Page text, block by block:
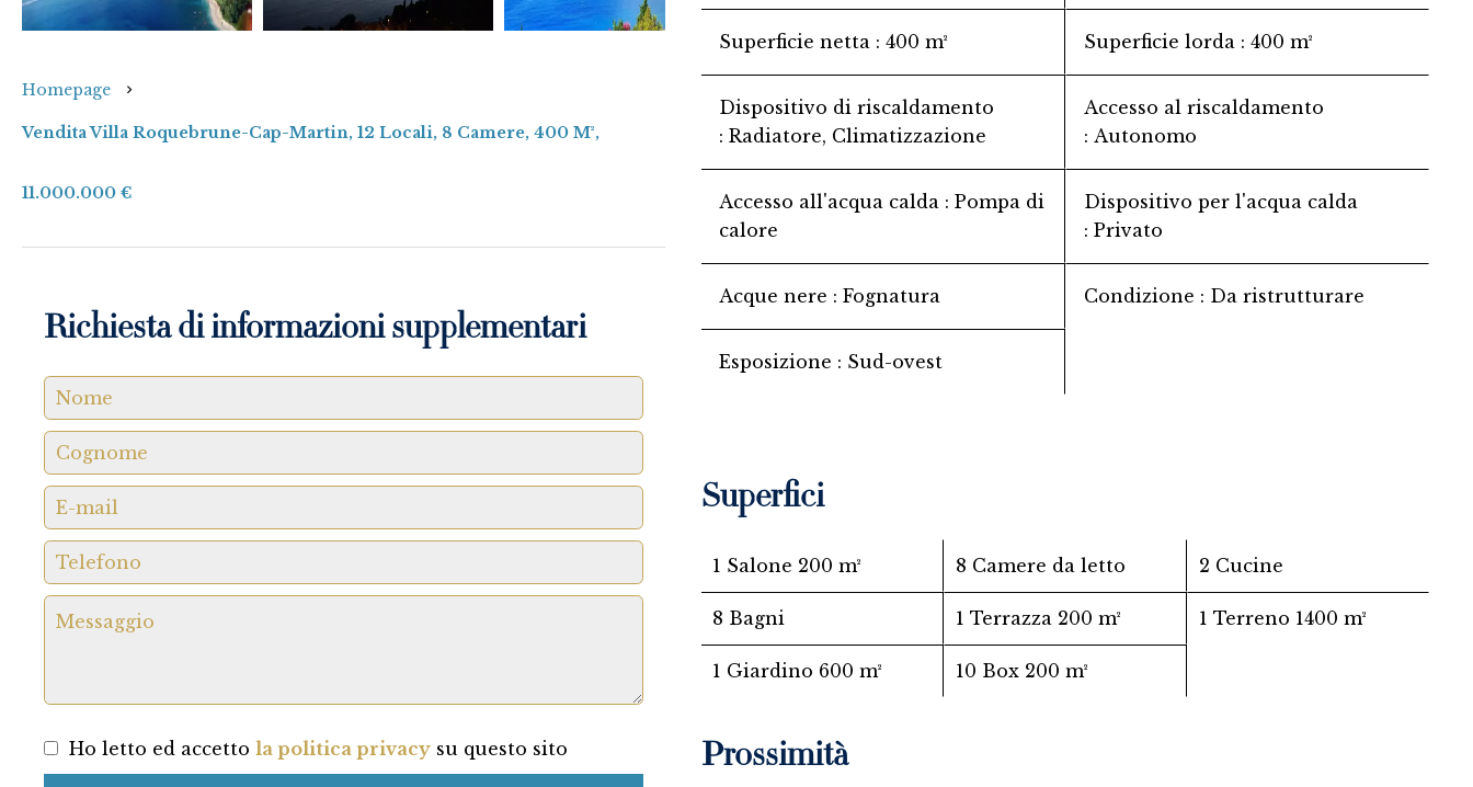
Homepage
Vendita Villa Roquebrune-Cap-Martin, 12 Locali, 8 Camere, 400 M²,
11.000.000 €
Richiesta di informazioni supplementari
Ho letto ed accetto la politica privacy su questo sito
Superficie netta 400 m² Superficie lorda 400 m²
Dispositivo di riscaldamento
Radiatore, Climatizzazione
Accesso al riscaldamento
Autonomo
Accesso all'acqua calda
Pompa di
calore
Dispositivo per l'acqua calda
Privato
Acque nere Fognatura Condizione Da ristrutturare
Esposizione Sud-ovest
Superfici
1 Salone 200 m² 8 Camere da letto 2 Cucine
8 Bagni 1 Terrazza 200 m² 1 Terreno 1400 m²
1 Giardino 600 m² 10 Box 200 m²
Prossimità